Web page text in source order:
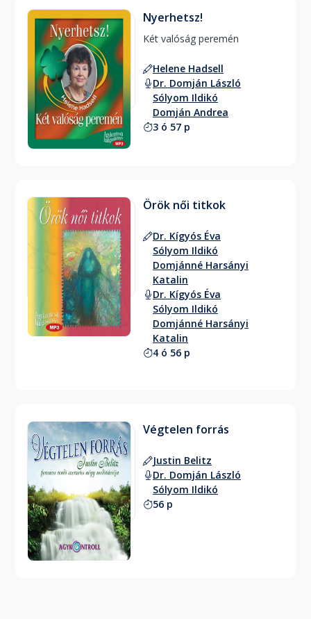
Nyerhetsz!
Helene Hadsell
Dr. Domján László
Sólyom Ildikó
Domján Andrea
3 ó 57 p
Örök női titkok
Dr. Kígyós Éva
Sólyom Ildikó
Domjánné Harsányi
Katalin
Dr. Kígyós Éva
Sólyom Ildikó
Domjánné Harsányi
Katalin
4 ó 56 p
Végtelen forrás
Justin Belitz
Dr. Domján László
Sólyom Ildikó
56 p